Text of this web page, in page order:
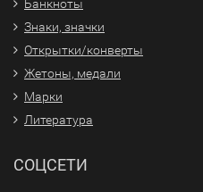
Банкноты
Знаки, значки
Открытки/конверты
Жетоны, медали
Марки
Литература
СОЦСЕТИ